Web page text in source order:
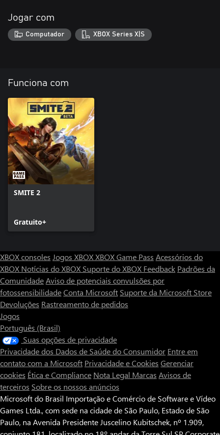
Jogar com
Computador XBOX Series X|S
Funciona com
SMITE 2
Gratuito+
XBOX consoles Jogos XBOXXBOX Game Pass Acessórios do
XBOX Notícias do XBOX Suporte do XBOX Feedback Padrões da
ComunidadeAviso de potenciais convulsões por
fotossensibilidadeConta Microsoft Suporte da Microsoft Store
Devoluções Rastreamento de pedidos
Jogos
Português (Brasil)
Suas opções de privacidade
Privacidade dos Dados de Saúde do Consumidor Entre em
contato com a Microsoft Privacidade e Cookies Gerenciar
cookies Ética e Compliance Nota Legal Marcas Avisos de
terceiros Sobre os nossos anúncios
Microsoft do Brasil Importação e Comércio de Software e Vídeo
Games Ltda., com sede na cidade de São Paulo, Estado de São
Paulo, na Avenida Presidente Juscelino Kubitschek, nº 1.909,